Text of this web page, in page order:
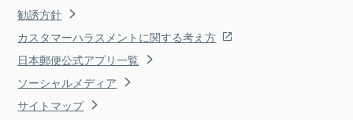
勧誘方針
カスタマーハラスメントに関する考え方
日本郵便公式アプリ一覧
ソーシャルメディア
サイトマップ